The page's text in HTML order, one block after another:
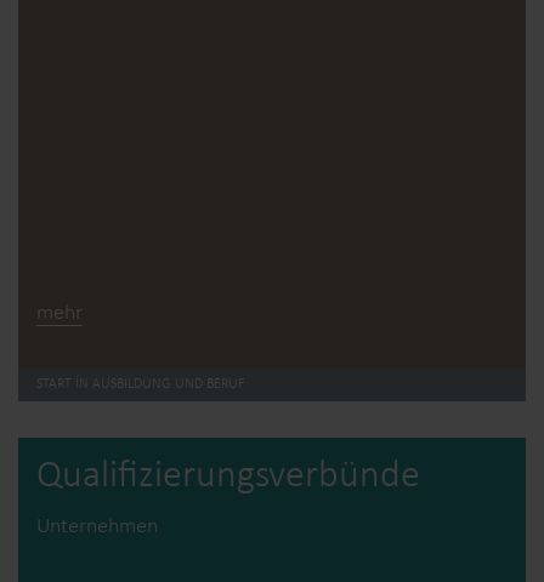
mehr
START ÍN AUSBILDUNG UND BERUF
Qualifizierungs­verbünde
Unternehmen